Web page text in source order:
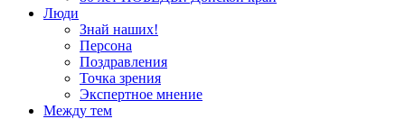
Люди
Знай наших!
Персона
Поздравления
Точка зрения
Экспертное мнение
Между тем